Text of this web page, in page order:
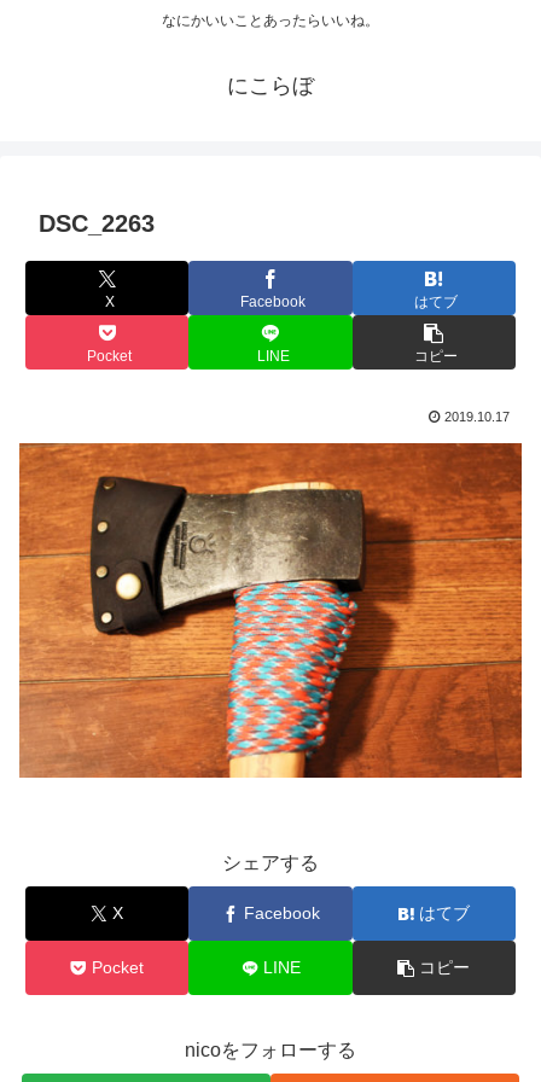
なにかいいことあったらいいね。
にこらぼ
DSC_2263
X Facebook はてブ
Pocket LINE コピー
2019.10.17
シェアする
X Facebook はてブ
Pocket LINE コピー
nicoをフォローする